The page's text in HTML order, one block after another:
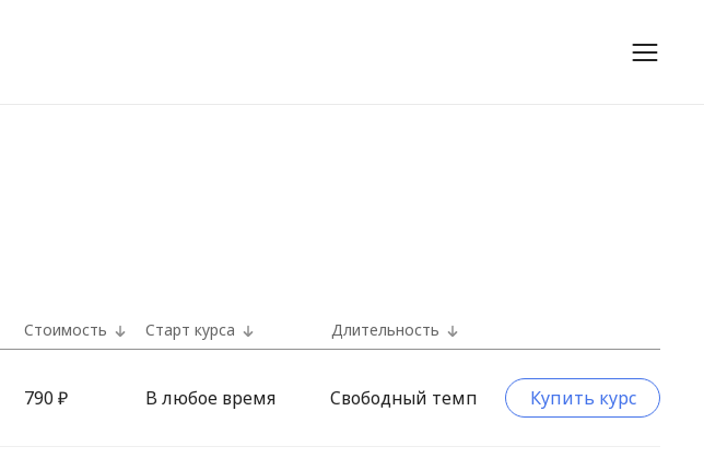
Стоимость Старт курса Длительность
790 ₽ Свободный темп
В любое время Купить курс